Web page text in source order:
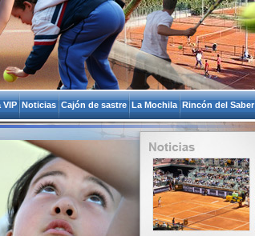
VIP Noticias Cajón de sastre La Mochila Rincón del Saber